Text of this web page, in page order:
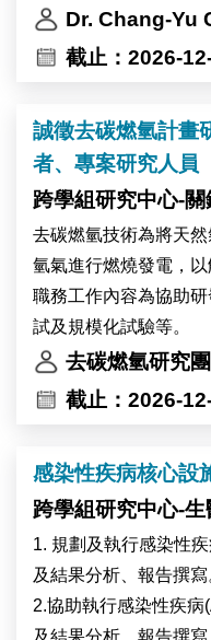
Current research
- The effect of host
assembly
native plant hosts
- Functional variation
faculative symbionts
目前研究主題：
- 宿主對其共生菌相之
- 共生菌在不同植物宿
- 兼性共生菌其不同特
Job description (Tasks
required)
and agricultural
- Isolate, culture, and
associated host plants
- Perform
(e.g., DNA extraction,
sequencing)
microbiology, and
how microbial
Current research
- The effect of host
assembly
- Ecological genomics
native plant hosts
- Functional variation
faculative symbionts
- Lead and particiapte
- Actively contribute
presentations
- Mentor junior
activities
- Manage routine
duties
Dr. Chang-Yu
截止：2026-
誠徵去碳燃氫計畫
者、專案研究人員
跨學組研究中心-
去碳燃氫技術為將天
氫氣進行燃燒發電，
職務工作內容為協助
試及規模化試驗等。
去碳燃氫研究
截止：2026-
感染性疾病核心設
跨學組研究中心-
1. 規劃及執行感染性
及結果分析、報告撰寫
2.協助執行感染性疾
及結果分析、報告撰寫